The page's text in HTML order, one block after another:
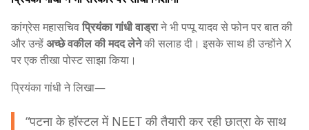
कांग्रेस महासचिवप्रियंका गांधी वाड्राने भी पप्पू यादव से फोन पर बात की
और उन्हेंअच्छे वकील की मदद लेनेकी सलाह दी। इसके साथ ही उन्होंने X
पर एक तीखा पोस्ट साझा किया।
प्रियंका गांधी ने लिखा—
“पटना के हॉस्टल में NEET की तैयारी कर रही छात्रा के साथ